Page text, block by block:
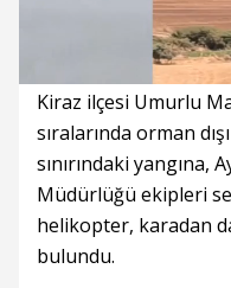
/
Toplam
Süre
Kiraz ilçesi Umurlu
sıralarında orman
sınırındaki yangına,
Müdürlüğü ekipleri
helikopter, karadan
bulundu.